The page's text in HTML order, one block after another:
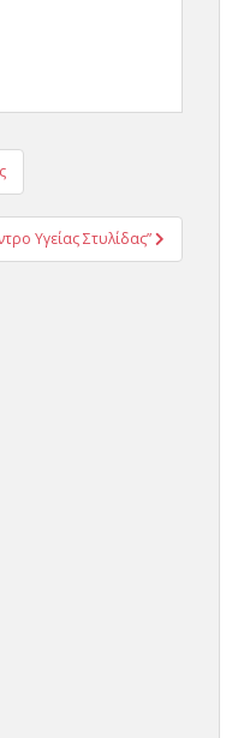
Υγείας Στυλίδας”